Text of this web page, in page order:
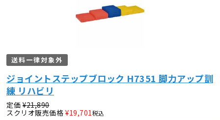
送料一律対象外
ジョイントステップブロック H7351 脚力アップ訓
練 リハビリ
定価 ¥21,890
スクリオ販売価格 ¥19,701税込